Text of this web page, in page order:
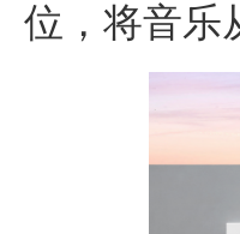
位，将音乐